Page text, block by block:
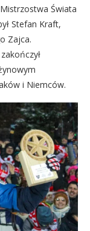
Świata
Stefan Kraft,
Zajca.
i Niemców.